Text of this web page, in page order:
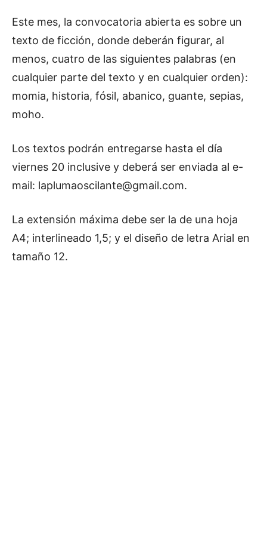
Este mes, la convocatoria abierta es sobre un
texto de ficción, donde deberán figurar, al
menos, cuatro de las siguientes palabras (en
cualquier parte del texto y en cualquier orden):
momia, historia, fósil, abanico, guante, sepias,
moho.
Los textos podrán entregarse hasta el día
viernes 20 inclusive y deberá ser enviada al e-
mail: laplumaoscilante@gmail.com.
La extensión máxima debe ser la de una hoja
A4; interlineado 1,5; y el diseño de letra Arial en
tamaño 12.